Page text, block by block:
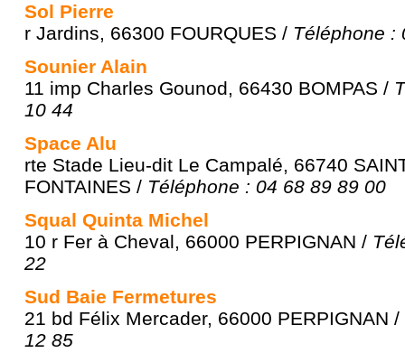
Sol Pierre
r Jardins, 66300 FOURQUES / Téléphone :
Sounier Alain
11 imp Charles Gounod, 66430 BOMPAS /
10 44
Space Alu
rte Stade Lieu-dit Le Campalé, 66740
FONTAINES / Téléphone : 04 68 89 89 00
Squal Quinta Michel
10 r Fer à Cheval, 66000 PERPIGNAN /
22
Sud Baie Fermetures
21 bd Félix Mercader, 66000 PERPIGNAN /
12 85